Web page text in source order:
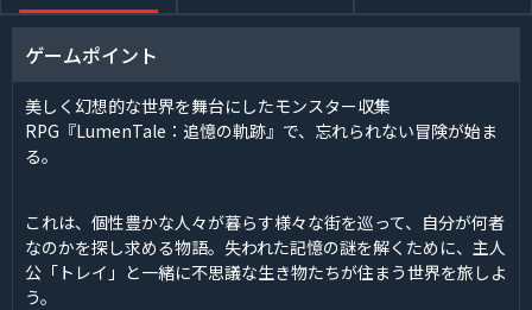
ゲームポイント
美しく幻想的な世界を舞台にしたモンスター収集
RPG『LumenTale：追憶の軌跡』で、忘れられない冒険が始ま
る。
これは、個性豊かな人々が暮らす様々な街を巡って、自分が何者
なのかを探し求める物語。失われた記憶の謎を解くために、主人
公「トレイ」と一緒に不思議な生き物たちが住まう世界を旅しよ
う。